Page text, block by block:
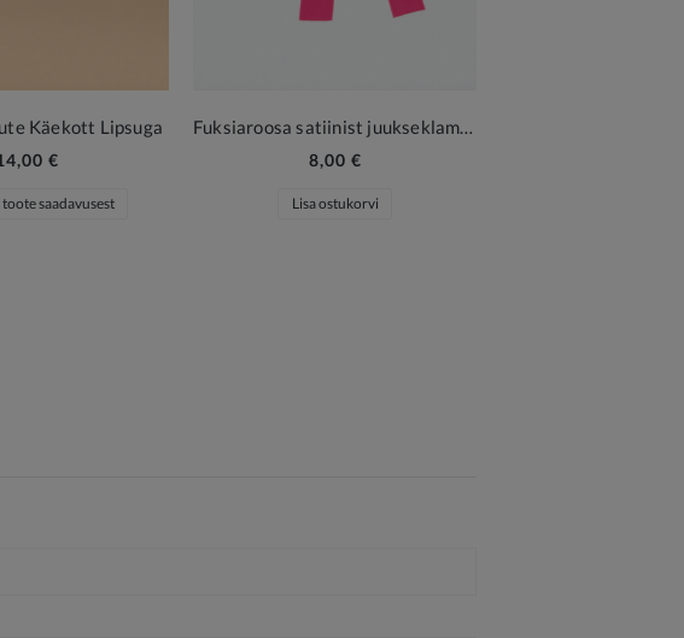
Käekott Lipsuga
€
toote saadavusest
Fuksiaroosa satiinist juukseklamber
8,00 €
Lisa ostukorvi